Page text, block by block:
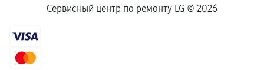
Сервисный центр по ремонту LG © 2026